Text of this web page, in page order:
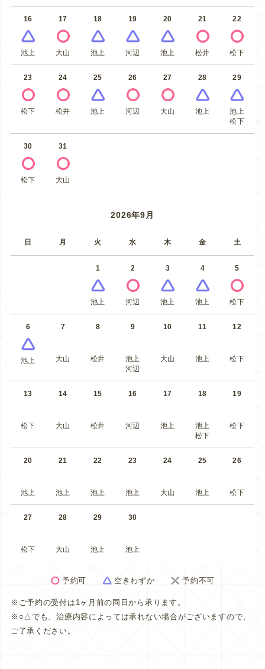
16
池上
17
大山
18
池上
19
河辺
20
池上
21
松井
22
松下
23
松下
24
松井
25
池上
26
河辺
27
大山
28
池上
29
池上
松下
30
松下
31
大山
2026年9月
日 月 火 水 木 金 土
1
池上
2
河辺
3
池上
4
池上
5
松下
6
池上
7
大山
8
松井
9
池上
河辺
10
大山
11
池上
12
松下
13
松下
14
大山
15
松井
16
河辺
17
池上
18
池上
松下
19
松下
20
池上
21
池上
22
池上
23
池上
24
大山
25
池上
26
松下
27
松下
28
大山
29
池上
30
池上
予約可 空きわずか 予約不可
※ご予約の受付は1ヶ月前の同日から承ります。
※○△でも、治療内容によっては承れない場合がございますので、
ご了承ください。